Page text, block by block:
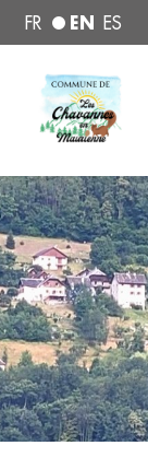
FR EN ES